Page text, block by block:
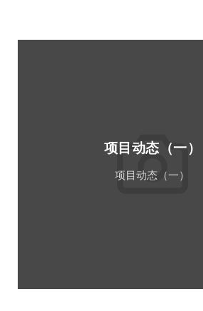
项目动态（一）
项目动态（一）